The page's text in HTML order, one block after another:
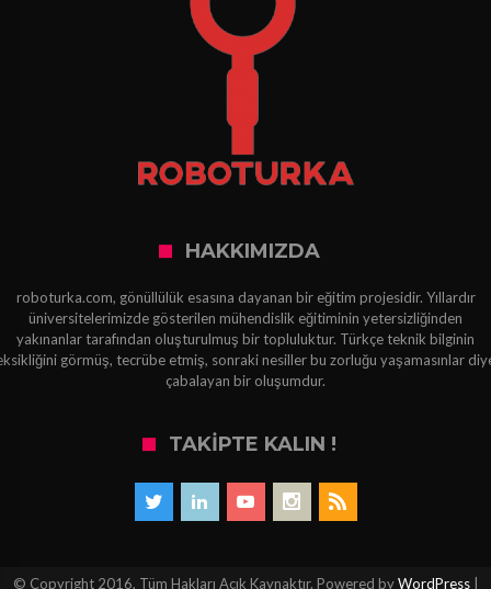
HAKKIMIZDA
roboturka.com, gönüllülük esasına dayanan bir eğitim projesidir. Yıllardır
üniversitelerimizde gösterilen mühendislik eğitiminin yetersizliğinden
yakınanlar tarafından oluşturulmuş bir topluluktur. Türkçe teknik bilginin
görmüş, tecrübe etmiş, sonraki nesiller bu zorluğu yaşamasınlar
çabalayan bir oluşumdur.
TAKIPTE KALIN !
© Copyright 2016, Tüm Hakları Açık Kaynaktır. Powered byWordPress|